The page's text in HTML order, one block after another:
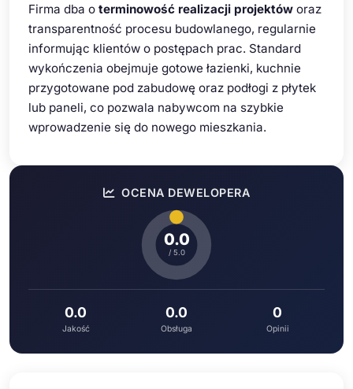
Firma dba o terminowość realizacji projektów oraz
transparentność procesu budowlanego, regularnie
informując klientów o postępach prac. Standard
wykończenia obejmuje gotowe łazienki, kuchnie
przygotowane pod zabudowę oraz podłogi z płytek
lub paneli, co pozwala nabywcom na szybkie
wprowadzenie się do nowego mieszkania.
OCENA DEWELOPERA
0.0
/ 5.0
0.0
Jakość
0.0
Obsługa
0
Opinii